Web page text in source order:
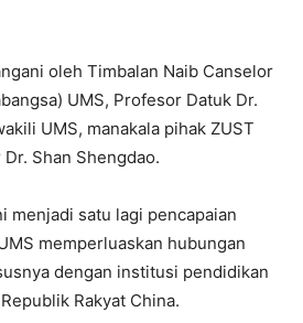
oleh Timbalan Naib Canselor
UMS, Profesor Datuk Dr.
UMS, manakala pihak ZUST
Shan Shengdao.
menjadi satu lagi pencapaian
memperluaskan hubungan
dengan institusi pendidikan
Rakyat China.